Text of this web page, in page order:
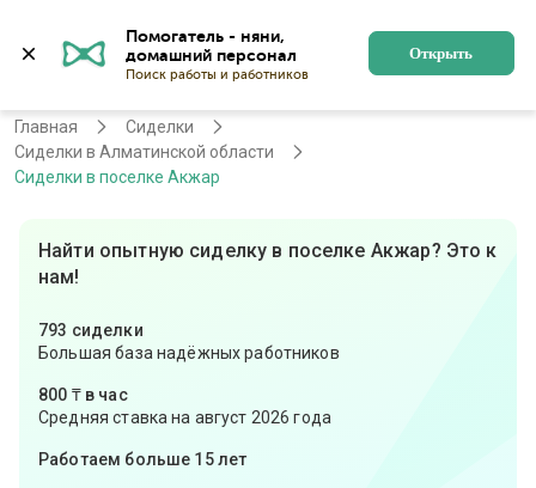
Помогатель - няни,
Поиск работы и работников
Открыть
Алматы Регистрация
Главная
Сиделки
Сиделки в Алматинской области
Сиделки в поселке Акжар
Найти опытную сиделку в поселке Акжар? Это к
нам!
793 сиделки
Большая база надёжных работников
800 ₸ в час
Средняя ставка на август 2026 года
Работаем больше 15 лет